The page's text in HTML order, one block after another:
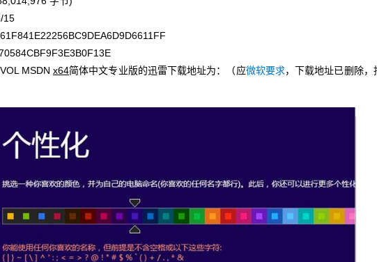
15
MSDN x64简体中文专业版的迅雷下载地址为：（应微软要求，下载地址已删除，